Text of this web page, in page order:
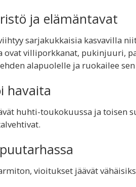
ja elämäntavat
sarjakukkaisia kasvavilla
ovat villiporkkanat, pukinjuuri,
alapuolelle ja ruokailee
havaita
huhti-toukokuussa ja toisen
vioitukset jäävät